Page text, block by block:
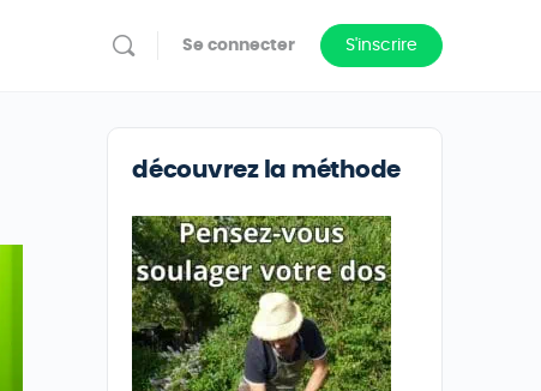
Se connecter S'inscrire
découvrez la méthode